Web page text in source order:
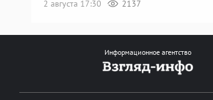
2 августа 17:30
2137
Информационное агентство